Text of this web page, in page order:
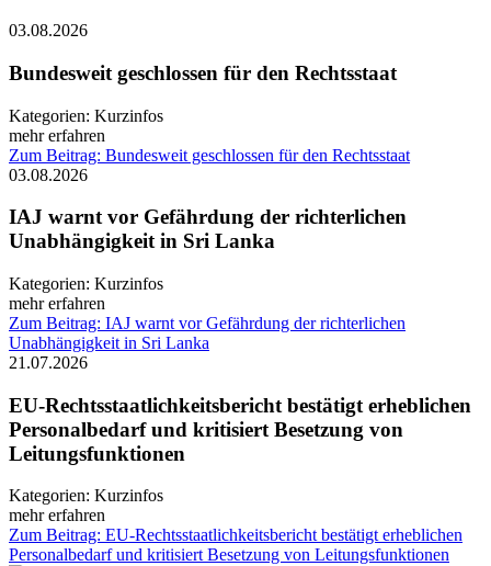
03.08.2026
Bundesweit geschlossen für den Rechtsstaat
Kategorien: Kurzinfos
mehr erfahren
Zum Beitrag: Bundesweit geschlossen für den Rechtsstaat
03.08.2026
IAJ warnt vor Gefährdung der richterlichen
Unabhängigkeit in Sri Lanka
Kategorien: Kurzinfos
mehr erfahren
Zum Beitrag: IAJ warnt vor Gefährdung der richterlichen
Unabhängigkeit in Sri Lanka
21.07.2026
EU-Rechtsstaatlichkeitsbericht bestätigt erheblichen
Personalbedarf und kritisiert Besetzung von
Leitungsfunktionen
Kategorien: Kurzinfos
mehr erfahren
Zum Beitrag: EU-Rechtsstaatlichkeitsbericht bestätigt erheblichen
Personalbedarf und kritisiert Besetzung von Leitungsfunktionen